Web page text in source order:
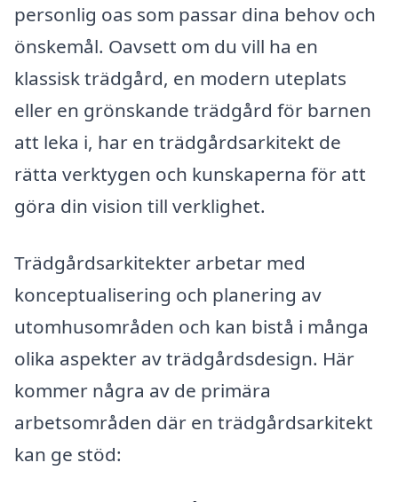
personlig oas som passar dina behov och
önskemål. Oavsett om du vill ha en
klassisk trädgård, en modern uteplats
eller en grönskande trädgård för barnen
att leka i, har en trädgårdsarkitekt de
rätta verktygen och kunskaperna för att
göra din vision till verklighet.
Trädgårdsarkitekter arbetar med
konceptualisering och planering av
utomhusområden och kan bistå i många
olika aspekter av trädgårdsdesign. Här
kommer några av de primära
arbetsområden där en trädgårdsarkitekt
kan ge stöd: